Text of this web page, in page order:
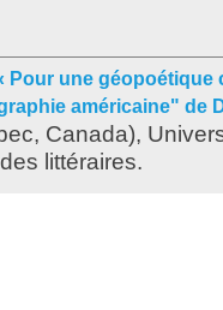
Pour une géopoétique
américaine" de
Canada),
littéraires.